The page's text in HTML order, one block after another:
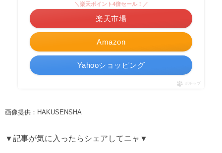
Amazon
＼楽天ポイント4倍セール！／
楽天市場
Yahooショッピング
ポチップ
画像提供：HAKUSENSHA
▼記事が気に入ったらシェアしてニャ▼